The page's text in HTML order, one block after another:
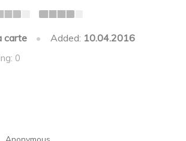
carte • Added: 10.04.2016
0
Anonymous